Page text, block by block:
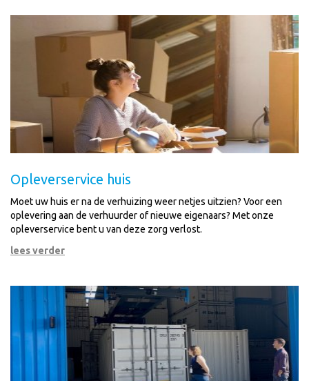
Opleverservice huis
Moet uw huis er na de verhuizing weer netjes uitzien? Voor een
oplevering aan de verhuurder of nieuwe eigenaars? Met onze
opleverservice bent u van deze zorg verlost.
lees verder